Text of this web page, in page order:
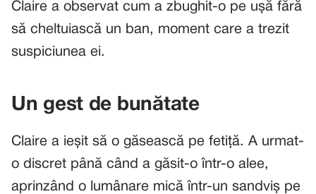
Claire a observat cum a zbughit-o pe ușă fără
să cheltuiască un ban, moment care a trezit
suspiciunea ei.
Un gest de bunătate
Claire a ieșit să o găsească pe fetiță. A urmat-
o discret până când a găsit-o într-o alee,
aprinzând o lumânare mică într-un sandviș pe